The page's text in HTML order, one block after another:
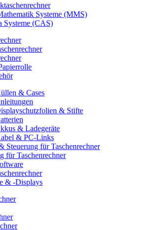
Systeme (MMS)
Systeme (CAS)
& Cases
& Stifte
& Ladegeräte
& PC-Links
Steuerung für Taschenrechner
für Taschenrechner
& -Displays